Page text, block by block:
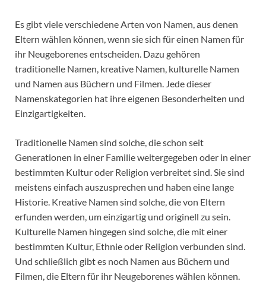
Es gibt viele verschiedene Arten von Namen, aus denen
Eltern wählen können, wenn sie sich für einen Namen für
ihr Neugeborenes entscheiden. Dazu gehören
traditionelle Namen, kreative Namen, kulturelle Namen
und Namen aus Büchern und Filmen. Jede dieser
Namenskategorien hat ihre eigenen Besonderheiten und
Einzigartigkeiten.
Traditionelle Namen sind solche, die schon seit
Generationen in einer Familie weitergegeben oder in einer
bestimmten Kultur oder Religion verbreitet sind. Sie sind
meistens einfach auszusprechen und haben eine lange
Historie. Kreative Namen sind solche, die von Eltern
erfunden werden, um einzigartig und originell zu sein.
Kulturelle Namen hingegen sind solche, die mit einer
bestimmten Kultur, Ethnie oder Religion verbunden sind.
Und schließlich gibt es noch Namen aus Büchern und
Filmen, die Eltern für ihr Neugeborenes wählen können.